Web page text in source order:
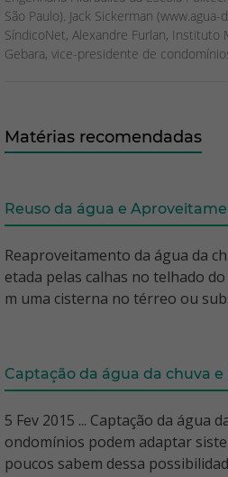
São Paulo). Jack Sickerman
SíndicoNet, Alexandre Furlan, Instituto
Gebara, vice-presidente de
Matérias recomendadas
Reuso da água e
Reaproveitamento da água da
etada pelas calhas no telhado
m uma cisterna no térreo ou
Captação da água da chuva e
5 Fev 2015 ... Captação da água
ondomínios podem adaptar
poucos sabem dessa